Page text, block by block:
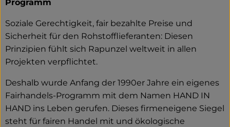
Programm
Soziale Gerechtigkeit, fair bezahlte Preise und
Sicherheit für den Rohstofflieferanten: Diesen
Prinzipien fühlt sich Rapunzel weltweit in allen
Projekten verpflichtet.
Deshalb wurde Anfang der 1990er Jahre ein eigenes
Fairhandels-Programm mit dem Namen HAND IN
HAND ins Leben gerufen. Dieses firmeneigene Siegel
steht für fairen Handel mit und ökologische